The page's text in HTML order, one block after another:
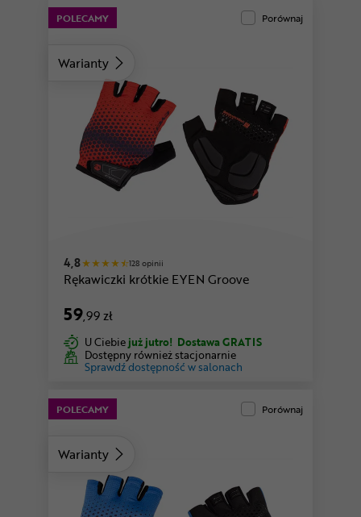
Warianty
POLECAMY Porównaj
4,8 128 opinii
Rękawiczki krótkie EYEN Groove
59,99 zł
U Ciebie już jutro! Dostawa GRATIS
Dostępny również stacjonarnie
Sprawdź dostępność w salonach
Warianty
POLECAMY Porównaj